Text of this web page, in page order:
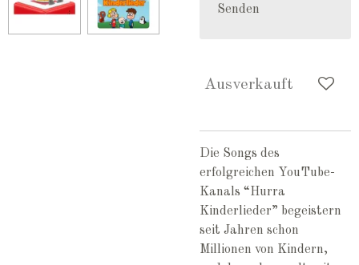
Senden
Ausverkauft
Die Songs des
erfolgreichen YouTube-
Kanals “Hurra
Kinderlieder” begeistern
seit Jahren schon
Millionen von Kindern,